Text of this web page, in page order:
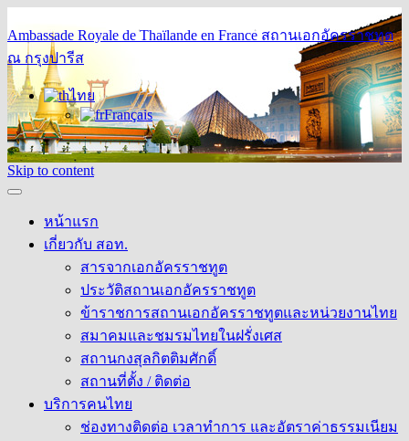
Ambassade Royale de Thaïlande en France สถานเอกอัครราชทูต
ณ กรุงปารีส
ไทย
Français
Skip to content
หน้าแรก
เกี่ยวกับ สอท.
สารจากเอกอัครราชทูต
ประวัติสถานเอกอัครราชทูต
ข้าราชการสถานเอกอัครราชทูตและหน่วยงานไทย
สมาคมและชมรมไทยในฝรั่งเศส
สถานกงสุลกิตติมศักดิ์
สถานที่ตั้ง / ติดต่อ
บริการคนไทย
ช่องทางติดต่อ เวลาทำการ และอัตราค่าธรรมเนียม